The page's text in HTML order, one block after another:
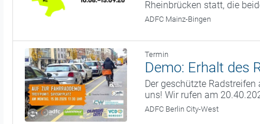
Rheinbrücken statt, die
ADFC Mainz-Bingen
Termin
Demo: Erhalt des
Der geschützte
uns! Wir rufen am
ADFC Berlin City-West